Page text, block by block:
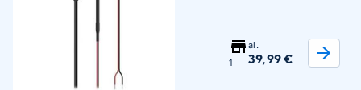
1
al.
39,99 €